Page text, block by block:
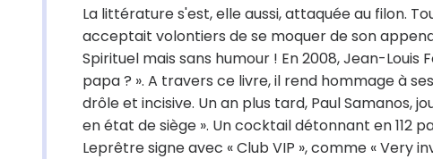
La littérature s'est, elle aussi, attaquée au filon.
acceptait volontiers de se moquer de son
Spirituel mais sans humour ! En 2008, Jean-Louis
papa ? ». A travers ce livre, il rend hommage à
drôle et incisive. Un an plus tard, Paul Samanos,
en état de siège ». Un cocktail détonnant en 112
Leprêtre signe avec « Club VIP », comme « Very